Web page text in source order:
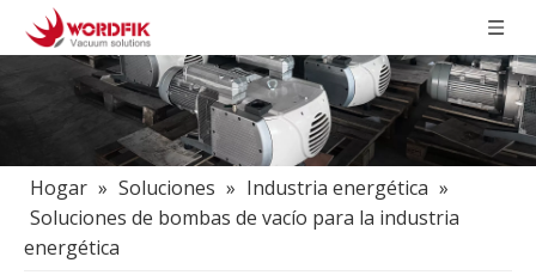
Hogar » Soluciones » Industria energética »
Soluciones de bombas de vacío para la industria
energética